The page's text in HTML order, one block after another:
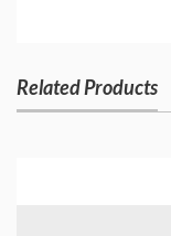
Related Products